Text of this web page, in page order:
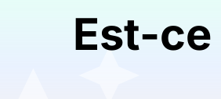
Est-